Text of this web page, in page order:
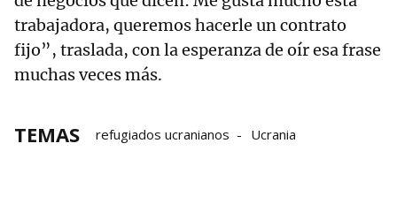
trabajadora, queremos hacerle un contrato
fijo”, traslada, con la esperanza de oír esa frase
muchas veces más.
TEMAS refugiados ucranianos Ucrania